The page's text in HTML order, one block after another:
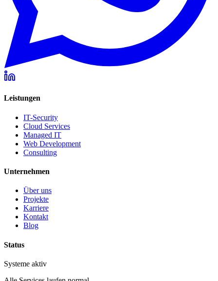
Leistungen
IT-Security
Cloud Services
Managed IT
Web Development
Consulting
Unternehmen
Über uns
Projekte
Karriere
Kontakt
Blog
Status
Systeme aktiv